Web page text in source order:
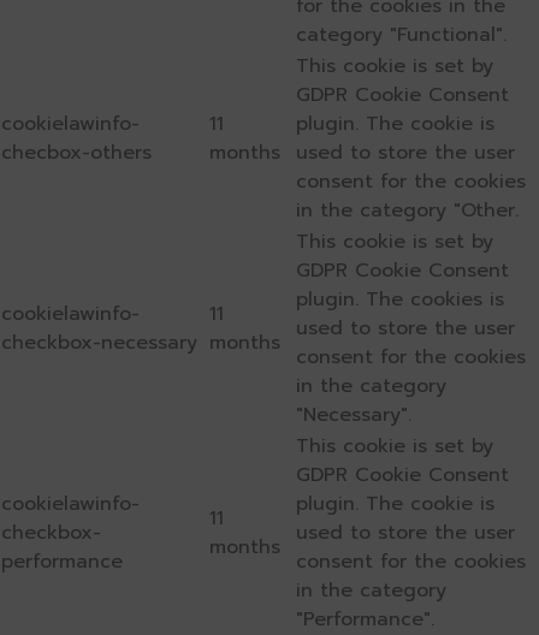
for the cookies in the
category "Functional".
cookielawinfo-
checbox-others
11
months
This cookie is set by
GDPR Cookie Consent
plugin. The cookie is
used to store the user
consent for the cookies
in the category "Other.
cookielawinfo-
checkbox-necessary
11
months
This cookie is set by
GDPR Cookie Consent
plugin. The cookies is
used to store the user
consent for the cookies
in the category
"Necessary".
cookielawinfo-
checkbox-
performance
11
months
This cookie is set by
GDPR Cookie Consent
plugin. The cookie is
used to store the user
consent for the cookies
in the category
"Performance".